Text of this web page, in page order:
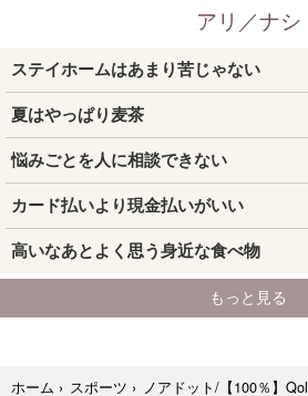
ホーム › スポーツ › ノアドット/【100％】